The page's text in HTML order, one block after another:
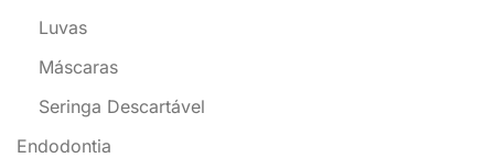
Luvas
Máscaras
Seringa Descartável
Endodontia